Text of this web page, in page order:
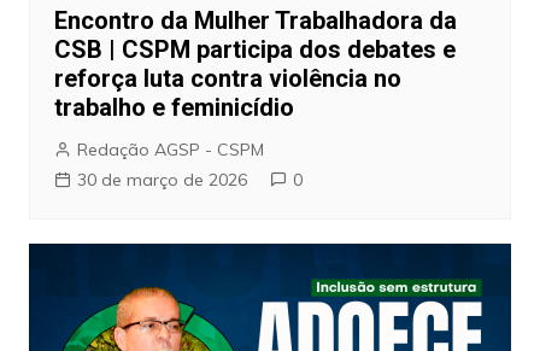
Encontro da Mulher Trabalhadora da
CSB | CSPM participa dos debates e
reforça luta contra violência no
trabalho e feminicídio
Redação AGSP - CSPM
30 de março de 2026
0